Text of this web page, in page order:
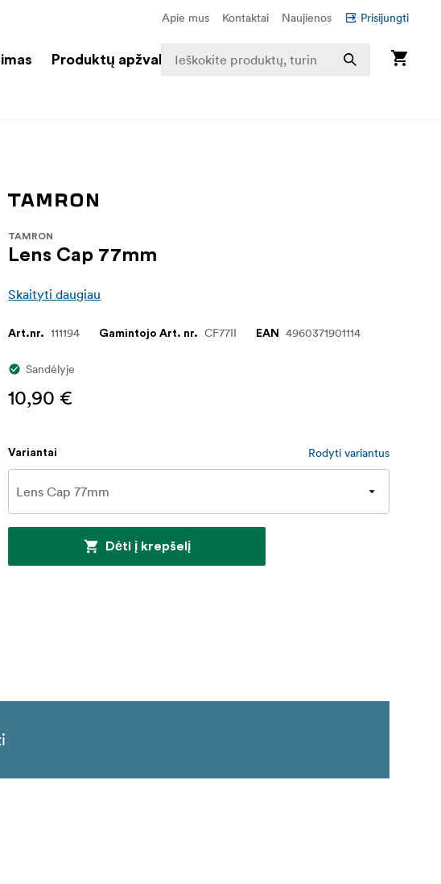
Apie mus Kontaktai Naujienos Prisijungti
Produktų apžvalga
TAMRON
Lens Cap 77mm
Skaityti daugiau
Art.nr. 111194 Gamintojo Art. nr. CF77II EAN 4960371901114
Sandėlyje
10,90 €
Variantai Rodyti variantus
Dėti į krepšelį